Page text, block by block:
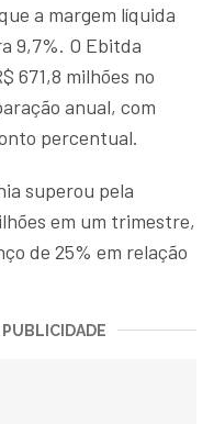
a margem líquida
9,7%. O Ebitda
671,8 milhões no
anual, com
percentual.
superou pela
em um trimestre,
de 25% em relação